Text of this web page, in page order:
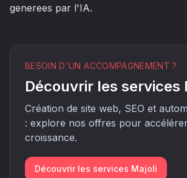
generees par l'IA.
BESOIN D'UN ACCOMPAGNEMENT ?
Découvrir les services
Création de site web, SEO et
: explore nos offres pour
croissance.
Découvrir les services Majoli